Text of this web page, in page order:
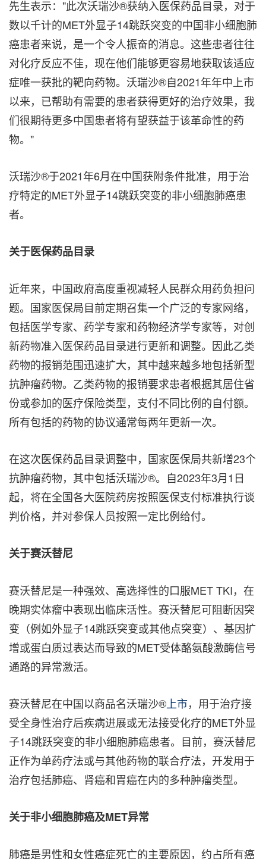
先生表示："此次沃瑞沙®获纳入医保药品目录，对于
数以千计的MET外显子14跳跃突变的中国非小细胞肺
癌患者来说，是一个令人振奋的消息。这些患者往往
对化疗反应不佳，现在他们能够更容易地获取该适应
症唯一获批的靶向药物。沃瑞沙®自2021年年中上市
以来，已帮助有需要的患者获得更好的治疗效果，我
们很期待更多中国患者将有望获益于该革命性的药
物。"
沃瑞沙®于2021年6月在中国获附条件批准，用于治
疗特定的MET外显子14跳跃突变的非小细胞肺癌患
者。
关于医保药品目录
近年来，中国政府高度重视减轻人民群众用药负担问
题。国家医保局目前定期召集一个广泛的专家网络，
包括医学专家、药学专家和药物经济学专家等，对创
新药物准入医保药品目录进行更新和调整。因此乙类
药物的报销范围迅速扩大，其中越来越多地包括新型
抗肿瘤药物。乙类药物的报销要求患者根据其居住省
份或参加的医疗保险类型，支付不同比例的自付额。
所有包括的药物的协议通常每两年更新一次。
在这次医保药品目录调整中，国家医保局共新增23个
抗肿瘤药物，其中包括沃瑞沙®。自2023年3月1日
起，将在全国各大医院药房按照医保支付标准执行谈
判价格，并对参保人员按照一定比例给付。
关于赛沃替尼
赛沃替尼是一种强效、高选择性的口服MET TKI，在
晚期实体瘤中表现出临床活性。赛沃替尼可阻断因突
变（例如外显子14跳跃突变或其他点突变）、基因扩
增或蛋白质过表达而导致的MET受体酪氨酸激酶信号
通路的异常激活。
赛沃替尼在中国以商品名沃瑞沙® 上市，用于治疗接
受全身性治疗后疾病进展或无法接受化疗的MET外显
子14跳跃突变的非小细胞肺癌患者。目前，赛沃替尼
正作为单药疗法或与其他药物的联合疗法，开发用于
治疗包括肺癌、肾癌和胃癌在内的多种肿瘤类型。
关于非小细胞肺癌及MET异常
肺癌是男性和女性癌症死亡的主要原因，约占所有癌